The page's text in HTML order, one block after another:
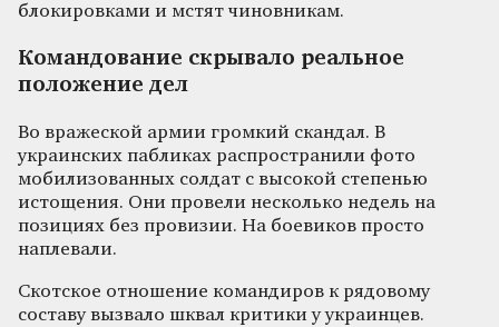
блокировками и мстят чиновникам.
Командование скрывало реальное
положение дел
Во вражеской армии громкий скандал. В
украинских пабликах распространили фото
мобилизованных солдат с высокой степенью
истощения. Они провели несколько недель на
позициях без провизии. На боевиков просто
наплевали.
Скотское отношение командиров к рядовому
составу вызвало шквал критики у украинцев.